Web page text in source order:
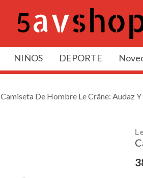
NIÑOS DEPORTE
Camiseta De Hombre Le Crâne: Audaz